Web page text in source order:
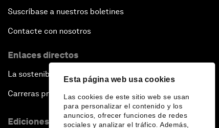
Esta página web usa cookies
Las cookies de este sitio web se usan
para personalizar el contenido y los
anuncios, ofrecer funciones de redes
sociales y analizar el tráfico. Además,
Suscríbase a nuestros boletines
Contacte con nosotros
Enlaces directos
La sostenibilidad en el Foro
Carreras profesionales
Ediciones en otros idiomas